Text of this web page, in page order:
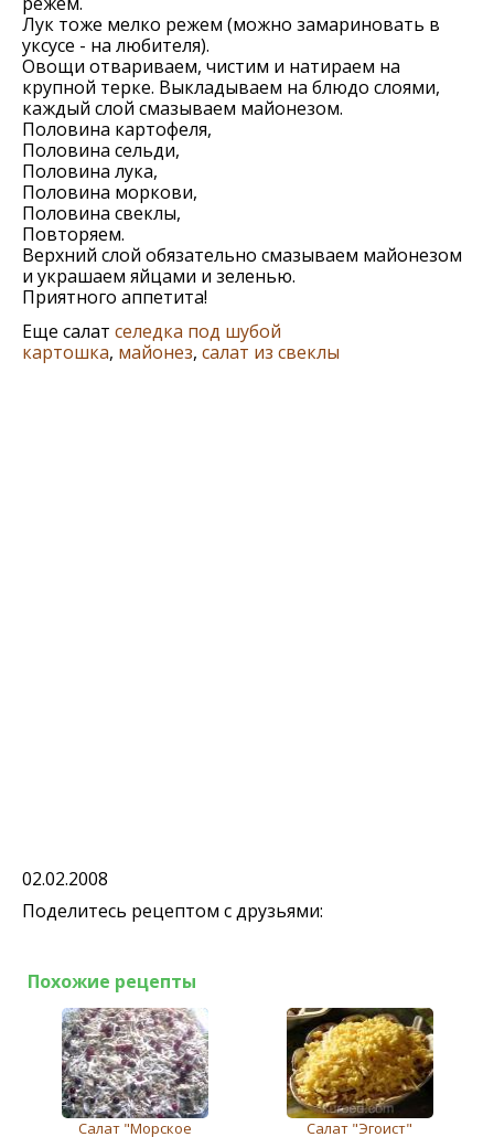
Лук тоже мелко режем (можно замариновать в
уксусе - на любителя).
Овощи отвариваем, чистим и натираем на
крупной терке. Выкладываем на блюдо слоями,
каждый слой смазываем майонезом.
Половина картофеля,
Половина сельди,
Половина лука,
Половина моркови,
Половина свеклы,
Повторяем.
Верхний слой обязательно смазываем майонезом
и украшаем яйцами и зеленью.
Приятного аппетита!
Еще салат селедка под шубой
картошка, майонез, салат из свеклы
02.02.2008
Поделитесь рецептом с друзьями:
Похожие рецепты
Салат "Морское
Салат "Эгоист"